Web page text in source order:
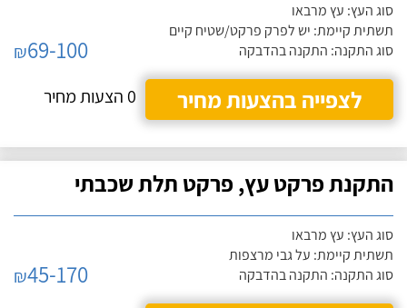
סוג העץ: עץ מרבאו
תשתית קיימת: יש לפרק פרקט/שטיח קיים
סוג התקנה: התקנה בהדבקה
₪69-100
לצפייה בהצעות מחיר
0 הצעות מחיר
התקנת פרקט עץ, פרקט תלת שכבתי
סוג העץ: עץ מרבאו
תשתית קיימת: על גבי מרצפות
סוג התקנה: התקנה בהדבקה
₪45-170